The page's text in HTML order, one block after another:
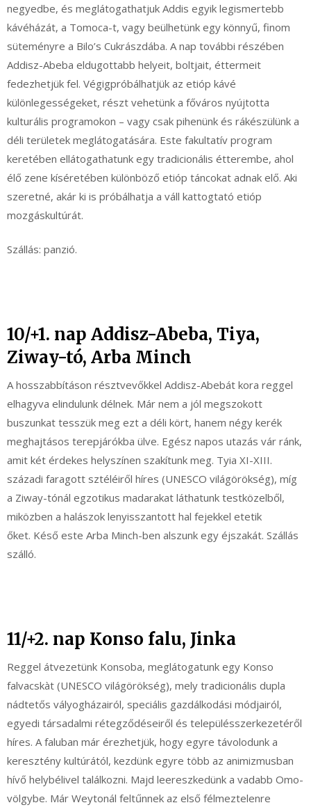
negyedbe, és meglátogathatjuk Addis egyik legismertebb
kávéházát, a Tomoca-t, vagy beülhetünk egy könnyű, finom
süteményre a Bilo’s Cukrászdába. A nap további részében
Addisz-Abeba eldugottabb helyeit, boltjait, éttermeit
fedezhetjük fel. Végigpróbálhatjük az etióp kávé
különlegességeket, részt vehetünk a főváros nyújtotta
kulturális programokon – vagy csak pihenünk és rákészülünk a
déli területek meglátogatására. Este fakultatív program
keretében ellátogathatunk egy tradicionális étterembe, ahol
élő zene kíséretében különböző etióp táncokat adnak elő. Aki
szeretné, akár ki is próbálhatja a váll kattogtató etióp
mozgáskultúrát.
Szállás: panzió.
10/+1. nap Addisz-Abeba, Tiya,
Ziway-tó, Arba Minch
A hosszabbításon résztvevőkkel Addisz-Abebát kora reggel
elhagyva elindulunk délnek. Már nem a jól megszokott
buszunkat tesszük meg ezt a déli kört, hanem négy kerék
meghajtásos terepjárókba ülve. Egész napos utazás vár ránk,
amit két érdekes helyszínen szakítunk meg. Tyia XI-XIII.
századi faragott sztéléiről híres (UNESCO világörökség), míg
a Ziway-tónál egzotikus madarakat láthatunk testközelből,
miközben a halászok lenyisszantott hal fejekkel etetik
őket. Késő este Arba Minch-ben alszunk egy éjszakát. Szállás
szálló.
11/+2. nap Konso falu, Jinka
Reggel átvezetünk Konsoba, meglátogatunk egy Konso
falvacskàt (UNESCO világörökség), mely tradicionális dupla
nádtetős vályogházairól, speciális gazdálkodási módjairól,
egyedi társadalmi rétegződéseiről és településszerkezetéről
híres. A faluban már érezhetjük, hogy egyre távolodunk a
keresztény kultúrától, kezdünk egyre több az animizmusban
hívő helybélivel találkozni. Majd leereszkedünk a vadabb Omo-
völgybe. Már Weytonál feltűnnek az első félmeztelenre